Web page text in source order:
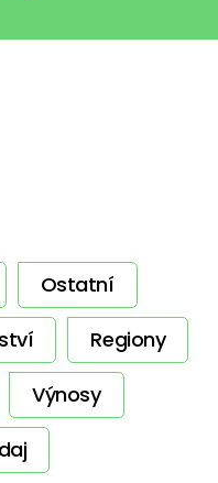
Ostatní
Regiony
Výnosy